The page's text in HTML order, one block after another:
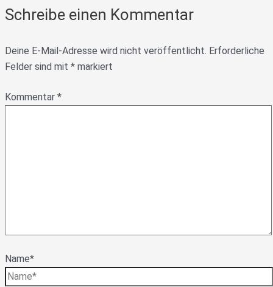
Schreibe einen Kommentar
Deine E-Mail-Adresse wird nicht veröffentlicht. Erforderliche
Felder sind mit * markiert
Kommentar *
Name*